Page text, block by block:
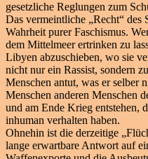
gesetzliche Reglungen zum
Das vermeintliche „Recht“ des
Wahrheit purer Faschismus.
dem Mittelmeer ertrinken zu
Libyen abzuschieben, wo sie
nicht nur ein Rassist, sondern
Menschen antut, was er selber
Menschen anderen Menschen
und am Ende Krieg entstehen,
inhuman verhalten haben.
Ohnehin ist die derzeitige
lange erwartbare Antwort auf